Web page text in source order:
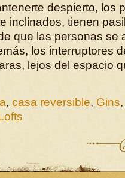
despierto, los
inclinados, tienen
que las personas se
los interruptores
lejos del espacio
, casa reversible, Gins